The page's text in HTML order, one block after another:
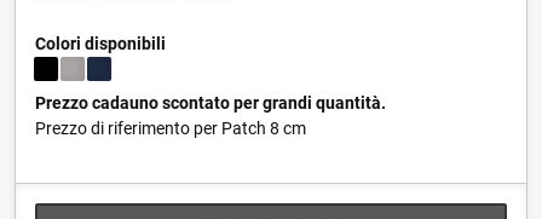
Colori disponibili
Prezzo cadauno scontato per grandi quantità.
Prezzo di riferimento per Patch 8 cm